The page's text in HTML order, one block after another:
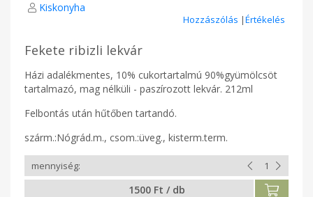
Kiskonyha
Hozzászólás |Értékelés
Fekete ribizli lekvár
Házi adalékmentes, 10% cukortartalmú 90%gyümölcsöt
tartalmazó, mag nélküli - paszírozott lekvár. 212ml
Felbontás után hűtőben tartandó.
szárm.:Nógrád.m., csom.:üveg., kisterm.term.
1500 Ft / db